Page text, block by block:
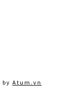
by Atum.vn